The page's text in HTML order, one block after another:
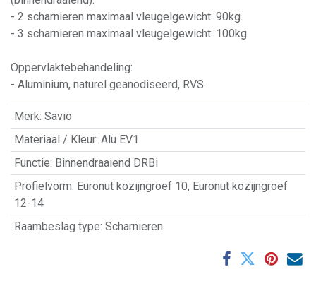
- 2 scharnieren maximaal vleugelgewicht: 90kg.
- 3 scharnieren maximaal vleugelgewicht: 100kg.
Oppervlaktebehandeling:
- Aluminium, naturel geanodiseerd, RVS.
Merk: Savio
Materiaal / Kleur: Alu EV1
Functie: Binnendraaiend DRBi
Profielvorm: Euronut kozijngroef 10, Euronut kozijngroef
12-14
Raambeslag type: Scharnieren